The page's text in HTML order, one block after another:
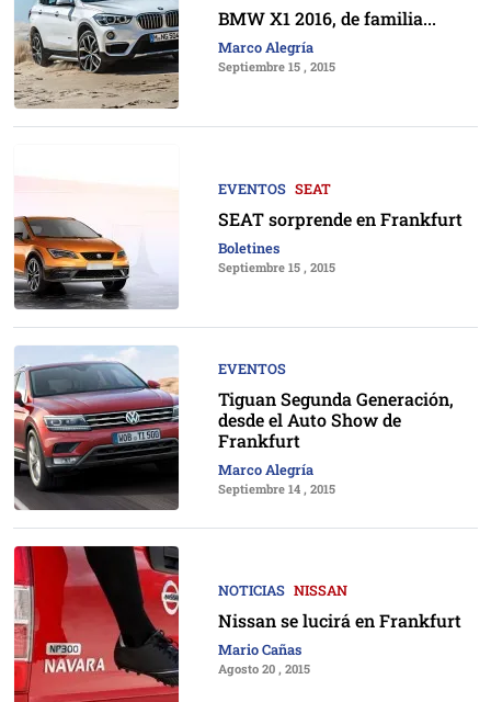
BMW X1 2016, de familia...
Marco Alegría
Septiembre 15 , 2015
EVENTOS SEAT
SEAT sorprende en Frankfurt
Boletines
Septiembre 15 , 2015
EVENTOS
Tiguan Segunda Generación,
desde el Auto Show de
Frankfurt
Marco Alegría
Septiembre 14 , 2015
NOTICIAS NISSAN
Nissan se lucirá en Frankfurt
Mario Cañas
Agosto 20 , 2015